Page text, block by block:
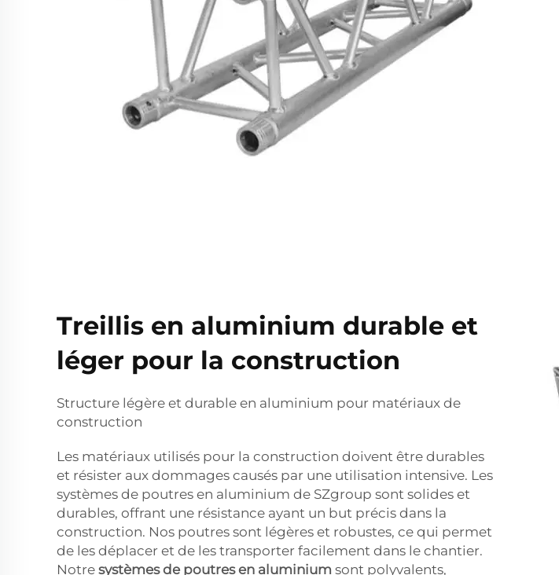
Treillis en aluminium durable et
léger pour la construction
Structure légère et durable en aluminium pour matériaux de
construction
Les matériaux utilisés pour la construction doivent être durables
et résister aux dommages causés par une utilisation intensive. Les
systèmes de poutres en aluminium de SZgroup sont solides et
durables, offrant une résistance ayant un but précis dans la
construction. Nos poutres sont légères et robustes, ce qui permet
de les déplacer et de les transporter facilement dans le chantier.
Notre systèmes de poutres en aluminium sont polyvalents,